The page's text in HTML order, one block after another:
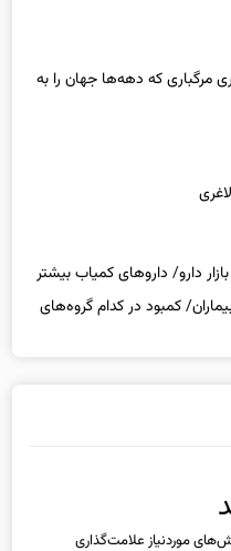
مرگباری که دهه‌ها جهان را به
دارو/ داروهای کمیاب بیشتر
کمبود در کدام گروه‌های
موردنیاز علامت‌گذاری